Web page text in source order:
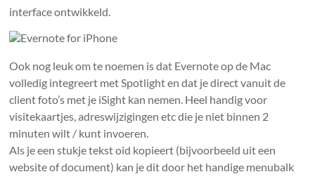
interface ontwikkeld.
Ook nog leuk om te noemen is dat Evernote op de Mac
volledig integreert met Spotlight en dat je direct vanuit de
client foto’s met je iSight kan nemen. Heel handig voor
visitekaartjes, adreswijzigingen etc die je niet binnen 2
minuten wilt / kunt invoeren.
Als je een stukje tekst oid kopieert (bijvoorbeeld uit een
website of document) kan je dit door het handige menubalk